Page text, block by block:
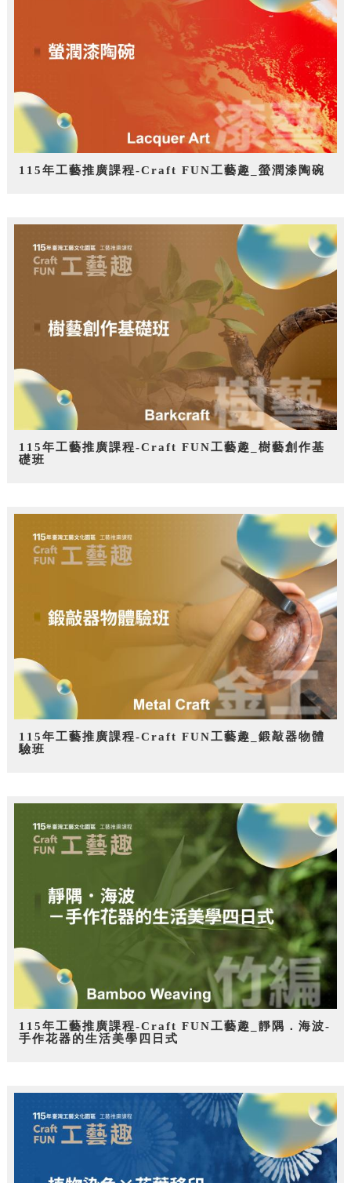
115年工藝推廣課程-Craft FUN工藝趣_螢潤漆陶碗
115年工藝推廣課程-Craft FUN工藝趣_樹藝創作基
礎班
115年工藝推廣課程-Craft FUN工藝趣_鍛敲器物體
驗班
115年工藝推廣課程-Craft FUN工藝趣_靜隅．海波-
手作花器的生活美學四日式